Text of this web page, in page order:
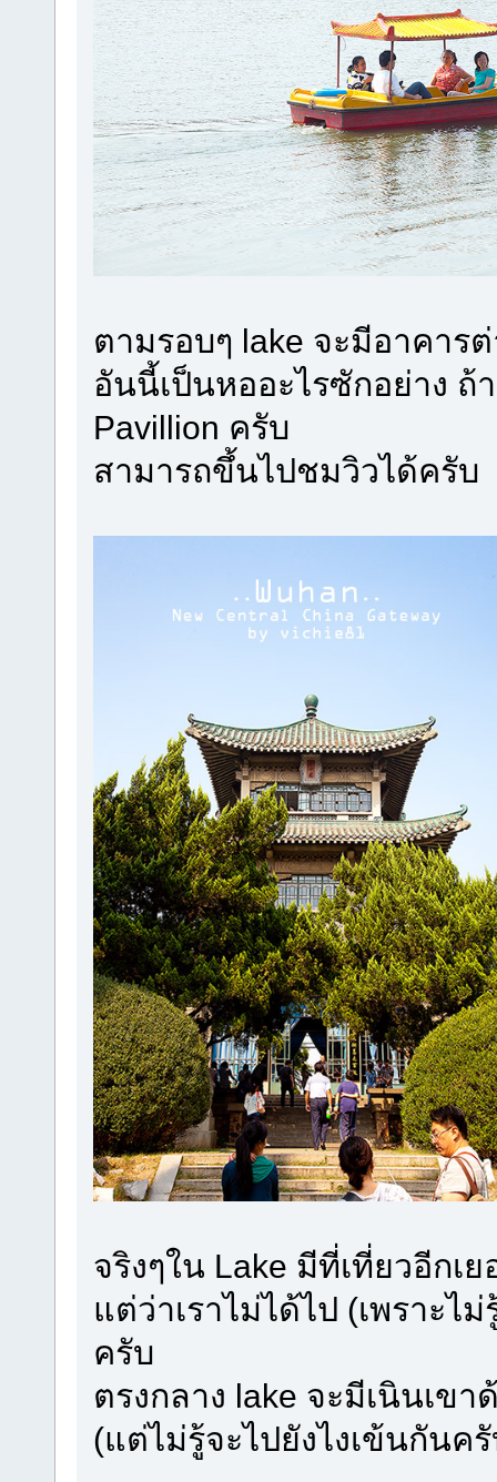
ตามรอบๆ lake จะมีอาคาร
อันนี้เป็นหออะไรซักอย่าง ถ้
Pavillion ครับ
สามารถขึ้นไปชมวิวได้ครับ
จริงๆใน Lake มีที่เที่ยวอีกเ
แต่ว่าเราไม่ได้ไป (เพราะไ
ครับ
ตรงกลาง lake จะมีเนินเข
(แต่ไม่รู้จะไปยังไงเข้นกันค